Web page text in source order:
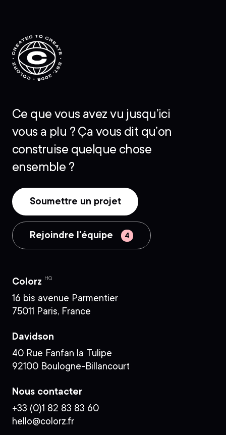
Ce que vous avez vu jusqu’ici
vous a plu ? Ça vous dit qu’on
construise quelque chose
ensemble ?
Soumettre un projet
Rejoindre l'équipe
Colorz HQ
16 bis avenue Parmentier
75011 Paris, France
Davidson
40 Rue Fanfan la Tulipe
92100 Boulogne-Billancourt
Nous contacter
+33 (0)1 82 83 83 60
hello@colorz.fr